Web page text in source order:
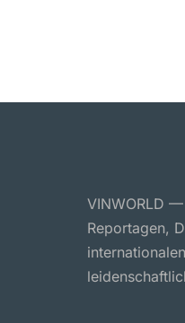
VINWORLD
Reportagen,